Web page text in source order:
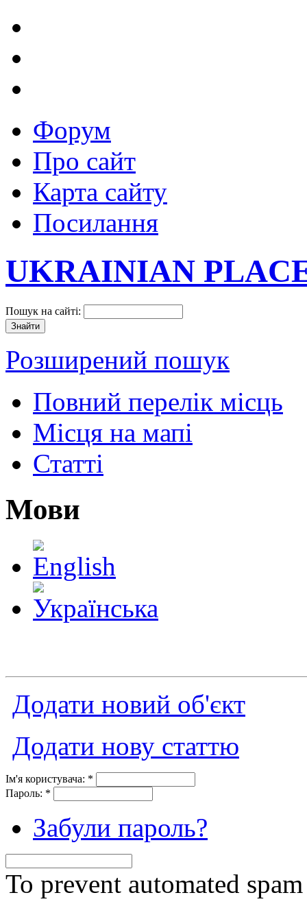
Форум
Про сайт
Карта сайту
Посилання
UKRAINIAN
Пошук на сайті:
Розширений пошук
Повний перелік місць
Місця на мапі
Статті
Мови
Додати новий об'єкт
Додати нову статтю
Ім'я користувача: *
Пароль: *
Забули пароль?
To prevent automated